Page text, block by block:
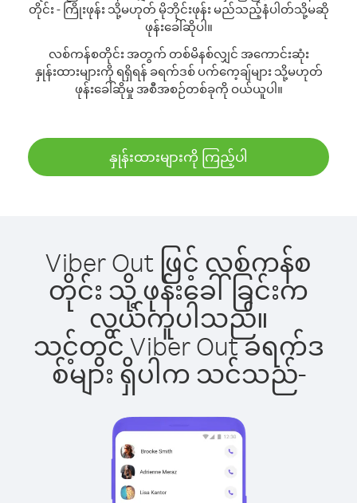
တိုင်း - ကြိုးဖုန်း သို့မဟုတ် မိုဘိုင်းဖုန်း မည်သည့်နံပါတ်သို့မဆို
ဖုန်းခေါ်ဆိုပါ။
လစ်ကန်စတိုင်း အတွက် တစ်မိနစ်လျှင် အကောင်းဆုံး
နှုန်းထားများကို ရရှိရန် ခရက်ဒစ် ပက်ကေ့ချ်များ သို့မဟုတ်
ဖုန်းခေါ်ဆိုမှု အစီအစဉ်တစ်ခုကို ဝယ်ယူပါ။
နှုန်းထားများကို ကြည့်ပါ
Viber Out ဖြင့် လစ်ကန်စ
တိုင်း သို့ ဖုန်းခေါ်ခြင်းက
လွယ်ကူပါသည်။
သင့်တွင် Viber Out ခရက်ဒ
စ်များ ရှိပါက သင်သည်-